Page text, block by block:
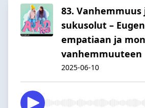
83. Vanhemmuus
sukusolut –
empatiaan ja
vanhemmuuteen
2025-06-10